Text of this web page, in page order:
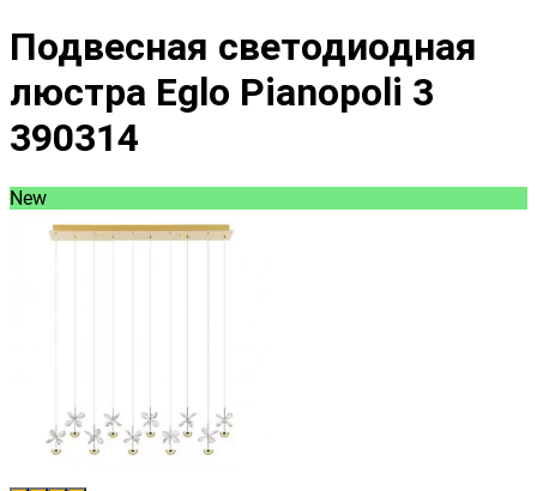
Подвесная светодиодная
люстра Eglo Pianopoli 3
390314
New